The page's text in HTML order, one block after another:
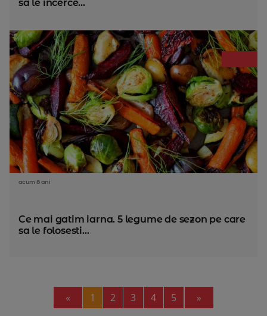
sa le incerce...
acum 8 ani
Ce mai gatim iarna. 5 legume de sezon pe care
sa le folosesti...
« Previous
1 2 3 4 5 »